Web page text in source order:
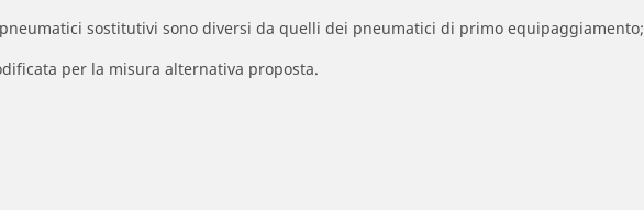
sostitutivi sono diversi da quelli dei pneumatici di primo equipaggiamento;
per la misura alternativa proposta.